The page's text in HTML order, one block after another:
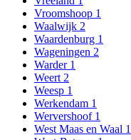
Vroomshoop 1
Waalwijk 2
Waardenburg 1
Wageningen 2
Warder 1
Weert 2
Weesp 1
Werkendam 1
Wervershoof 1
West Maas en Waal 1